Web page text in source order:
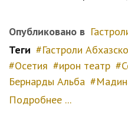
Опубликовано в
Теги
Гастроли
Осетия
ирон театр
Бернарды Альба
Подробнее ...